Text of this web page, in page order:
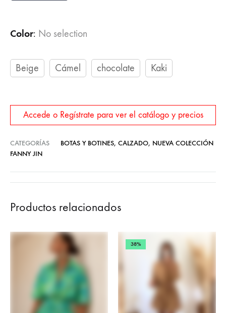
Color: No selection
Beige Cámel chocolate Kaki
Accede o Regístrate para ver el catálogo y precios
CATEGORÍAS BOTAS Y BOTINES, CALZADO, NUEVA COLECCIÓN
FANNY JIN
Productos relacionados
38%